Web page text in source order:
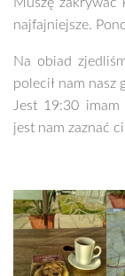
Muszę
najfajniejsze.
Na obiad
polecił nam nasz
Jest 19:30
jest nam zaznać